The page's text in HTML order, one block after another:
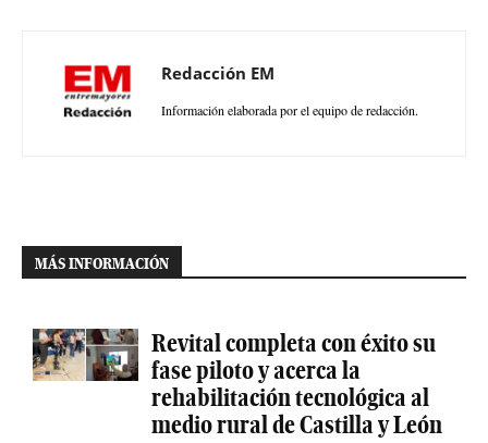
Redacción EM
Información elaborada por el equipo de redacción.
MÁS INFORMACIÓN
Revital completa con éxito su
fase piloto y acerca la
rehabilitación tecnológica al
medio rural de Castilla y León